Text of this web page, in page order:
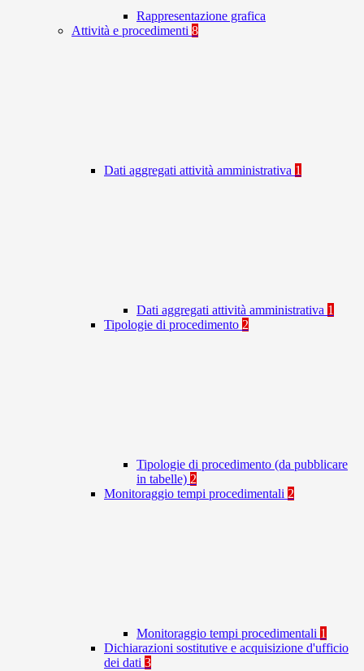
Rappresentazione grafica
Attività e procedimenti 8
Dati aggregati attività amministrativa 1
Dati aggregati attività amministrativa 1
Tipologie di procedimento 2
Tipologie di procedimento (da pubblicare
in tabelle) 2
Monitoraggio tempi procedimentali 2
Monitoraggio tempi procedimentali 1
Dichiarazioni sostitutive e acquisizione d'ufficio
dei dati 3